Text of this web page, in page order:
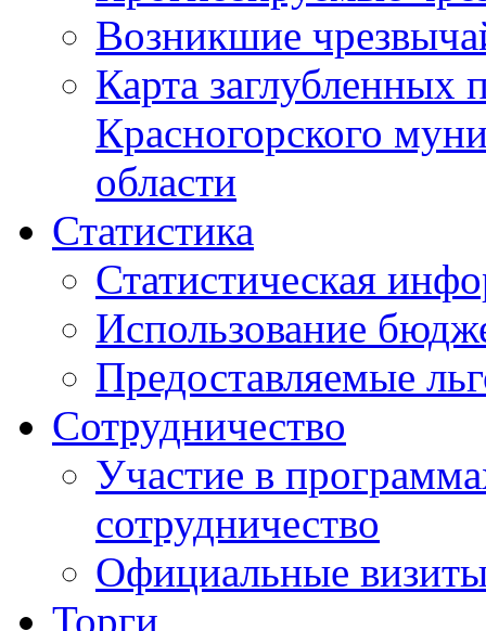
Возникшие
Карта
Красногорского
области
Статистика
Статистическая
Использование
Предоставляемые
Сотрудничество
Участие в
сотрудничество
Официальные
Торги